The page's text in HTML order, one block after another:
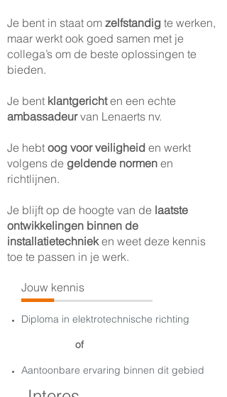
Je bent in staat om zelfstandig te werken,
maar werkt ook goed samen met je
collega’s om de beste oplossingen te
bieden.
Je bent klantgerichten een echte
ambassadeurvan Lenaerts nv.
Je hebt oog voor veiligheid en werkt
volgens de geldende normen en
richtlijnen.
Je blijft op de hoogte van de laatste
ontwikkelingen binnen de
installatietechnieken weet deze kennis
toe te passen in je werk.
Jouw kennis
Diploma in elektrotechnische richting
of
Aantoonbare ervaring binnen dit gebied